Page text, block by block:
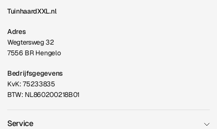
TuinhaardXXL.nl
Adres
Wegtersweg 32
7556 BR Hengelo
Bedrijfsgegevens
KvK: 75233835
BTW: NL860200218B01
Service